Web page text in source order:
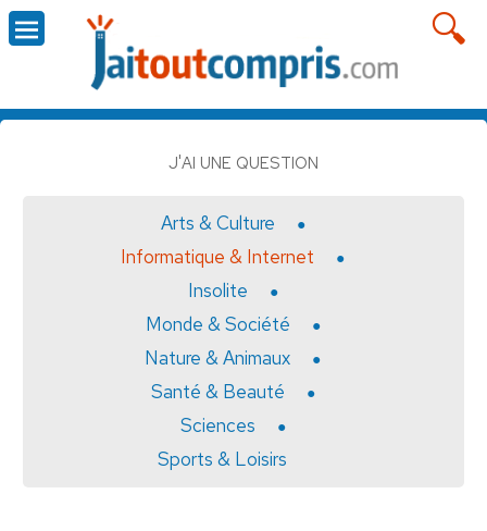
J'AI UNE QUESTION
Arts & Culture
Informatique & Internet
Insolite
Monde & Société
Nature & Animaux
Santé & Beauté
Sciences
Sports & Loisirs